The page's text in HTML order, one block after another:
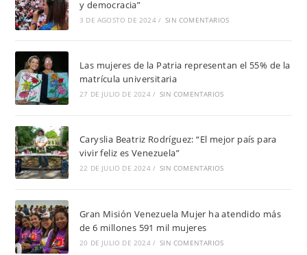
y democracia”
3 DE AGOSTO DE 2024 / SIN COMENTARIOS
Las mujeres de la Patria representan el 55% de la
matrícula universitaria
27 DE JULIO DE 2024 / SIN COMENTARIOS
Caryslia Beatriz Rodríguez: “El mejor país para
vivir feliz es Venezuela”
22 DE JULIO DE 2024 / SIN COMENTARIOS
Gran Misión Venezuela Mujer ha atendido más
de 6 millones 591 mil mujeres
20 DE JULIO DE 2024 / SIN COMENTARIOS